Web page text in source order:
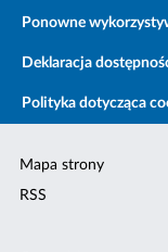
Ponowne
Deklaracja
Polityka dotycząca
Mapa strony
RSS